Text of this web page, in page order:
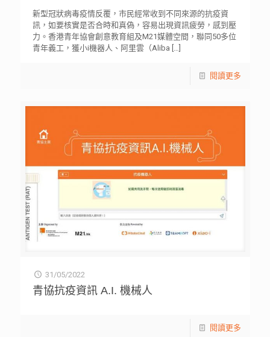
新型冠狀病毒疫情反覆，市民經常收到不同來源的抗疫資
訊，如要核實是否合時和真偽，容易出現資訊疲勞，感到壓
力。香港青年協會創意教育組及M21媒體空間，聯同50多位
青年義工，獲小i機器人、阿里雲（Aliba […]
閱讀更多
31/05/2022
青協抗疫資訊 A.I. 機械人
閱讀更多